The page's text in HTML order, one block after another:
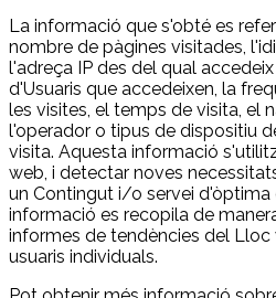
La informació que s'obté es
nombre de pàgines visitades,
l'adreça IP des del qual
d'Usuaris que accedeixen, la
les visites, el temps de visita, el
l'operador o tipus de dispositiu
visita. Aquesta informació
web, i detectar noves
un Contingut i/o servei d'òptima
informació es recopila de
informes de tendències del Lloc
usuaris individuals.